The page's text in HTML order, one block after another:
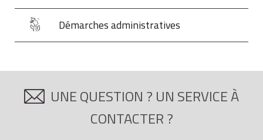
Démarches administratives
UNE QUESTION ? UN SERVICE À
CONTACTER ?